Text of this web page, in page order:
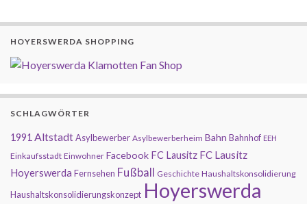
HOYERSWERDA SHOPPING
SCHLAGWÖRTER
1991 AltstadtAsylbewerber Asylbewerberheim Bahn Bahnhof EEH
Einkaufsstadt Einwohner Facebook FC Lausitz FC Lausitz
Hoyerswerda Fernsehen Fußball Geschichte Haushaltskonsolidierung
Haushaltskonsolidierungskonzept Hoyerswerda